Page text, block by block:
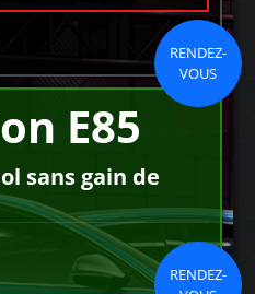
RENDEZ-
VOUS
E85
sans gain de
RENDEZ-